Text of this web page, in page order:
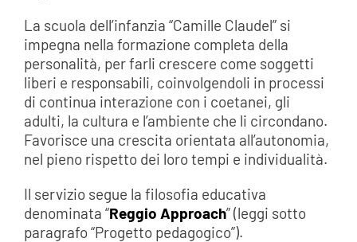
La scuola dell’infanzia “Camille Claudel” si
impegna nella formazione completa della
personalità, per farli crescere come soggetti
liberi e responsabili, coinvolgendoli in processi
di continua interazione con i coetanei, gli
adulti, la cultura e l’ambiente che li circondano.
Favorisce una crescita orientata all’autonomia,
nel pieno rispetto dei loro tempi e individualità.
Il servizio segue la filosofia educativa
denominata “Reggio Approach” (leggi sotto
paragrafo “Progetto pedagogico”).